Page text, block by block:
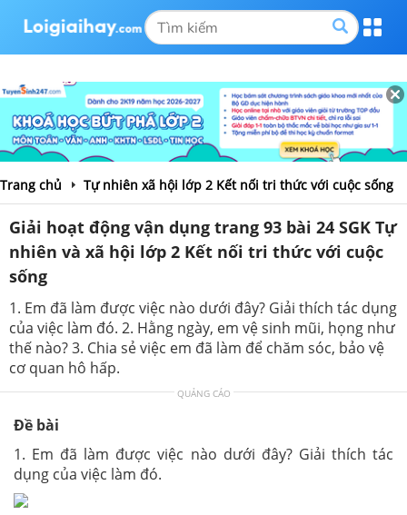
Trang chủ Tự nhiên xã hội lớp 2 Kết nối tri thức với cuộc sống
Giải hoạt động vận dụng trang 93 bài 24 SGK Tự
nhiên và xã hội lớp 2 Kết nối tri thức với cuộc
sống
1. Em đã làm được việc nào dưới đây? Giải thích tác dụng
của việc làm đó. 2. Hằng ngày, em vệ sinh mũi, họng như
thế nào? 3. Chia sẻ việc em đã làm để chăm sóc, bảo vệ
cơ quan hô hấp.
QUẢNG CÁO
Đề bài
1. Em đã làm được việc nào dưới đây? Giải thích tác
dụng của việc làm đó.